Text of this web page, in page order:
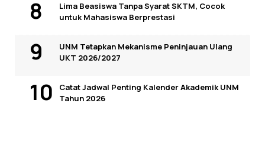
Lima Beasiswa Tanpa Syarat SKTM, Cocok
untuk Mahasiswa Berprestasi
UNM Tetapkan Mekanisme Peninjauan Ulang
UKT 2026/2027
Catat Jadwal Penting Kalender Akademik UNM
Tahun 2026